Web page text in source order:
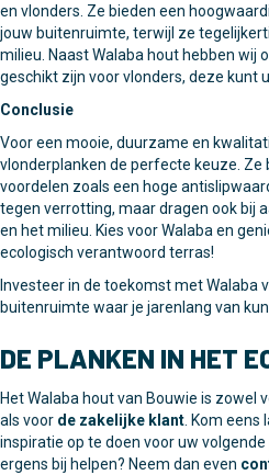
en vlonders. Ze bieden een
jouw buitenruimte, terwijl ze
milieu. Naast Walaba hout hebben wij
geschikt zijn voor vlonders, deze kunt u
Conclusie
Voor een mooie, duurzame en
vlonderplanken de perfecte keuze. Ze
voordelen zoals een hoge
tegen verrotting, maar dragen ook bij
en het milieu. Kies voor Walaba en
ecologisch verantwoord terras!
Investeer in de toekomst met Walaba
buitenruimte waar je jarenlang van
DE PLANKEN IN HET
Het Walaba hout van Bouwie is zowel
als voor de zakelijke klant. Kom eens
inspiratie op te doen voor uw
ergens bij helpen? Neem dan even